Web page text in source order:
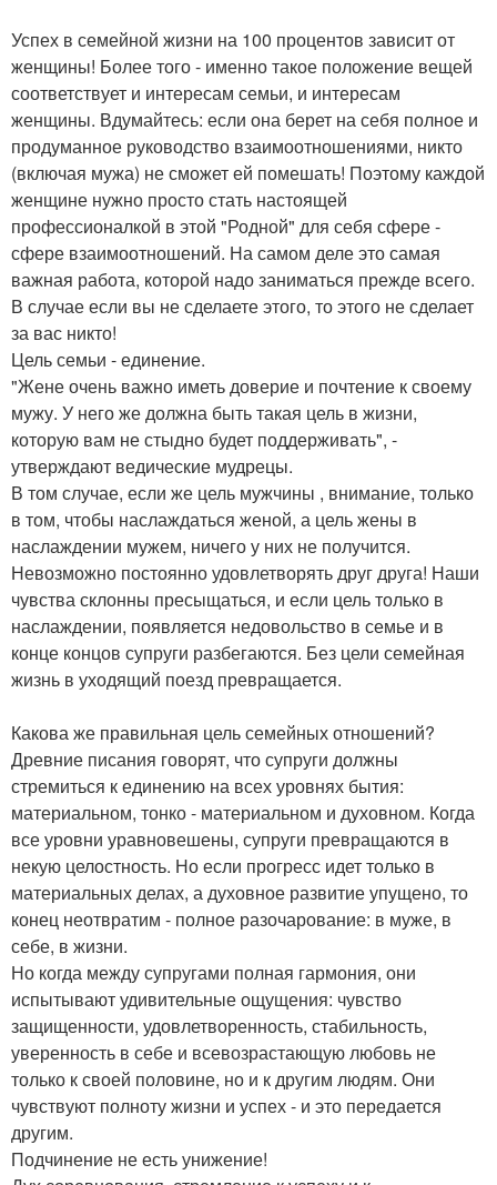
Успех в семейной жизни на 100 процентов зависит от
женщины! Более того - именно такое положение вещей
соответствует и интересам семьи, и интересам
женщины. Вдумайтесь: если она берет на себя полное и
продуманное руководство взаимоотношениями, никто
(включая мужа) не сможет ей помешать! Поэтому каждой
женщине нужно просто стать настоящей
профессионалкой в этой "Родной" для себя сфере -
сфере взаимоотношений. На самом деле это самая
важная работа, которой надо заниматься прежде всего.
В случае если вы не сделаете этого, то этого не сделает
за вас никто!
Цель семьи - единение.
"Жене очень важно иметь доверие и почтение к своему
мужу. У него же должна быть такая цель в жизни,
которую вам не стыдно будет поддерживать", -
утверждают ведические мудрецы.
В том случае, если же цель мужчины , внимание, только
в том, чтобы наслаждаться женой, а цель жены в
наслаждении мужем, ничего у них не получится.
Невозможно постоянно удовлетворять друг друга! Наши
чувства склонны пресыщаться, и если цель только в
наслаждении, появляется недовольство в семье и в
конце концов супруги разбегаются. Без цели семейная
жизнь в уходящий поезд превращается.
Какова же правильная цель семейных отношений?
Древние писания говорят, что супруги должны
стремиться к единению на всех уровнях бытия:
материальном, тонко - материальном и духовном. Когда
все уровни уравновешены, супруги превращаются в
некую целостность. Но если прогресс идет только в
материальных делах, а духовное развитие упущено, то
конец неотвратим - полное разочарование: в муже, в
себе, в жизни.
Но когда между супругами полная гармония, они
испытывают удивительные ощущения: чувство
защищенности, удовлетворенность, стабильность,
уверенность в себе и всевозрастающую любовь не
только к своей половине, но и к другим людям. Они
чувствуют полноту жизни и успех - и это передается
другим.
Подчинение не есть унижение!